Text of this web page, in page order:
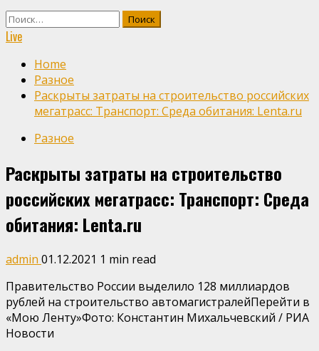
Найти:
Live
Home
Разное
Раскрыты затраты на строительство российских
мегатрасс: Транспорт: Среда обитания: Lenta.ru
Разное
Раскрыты затраты на строительство
российских мегатрасс: Транспорт: Среда
обитания: Lenta.ru
admin 01.12.2021 1 min read
Правительство России выделило 128 миллиардов
рублей на строительство автомагистралейПерейти в
«Мою Ленту»Фото: Константин Михальчевский / РИА
Новости